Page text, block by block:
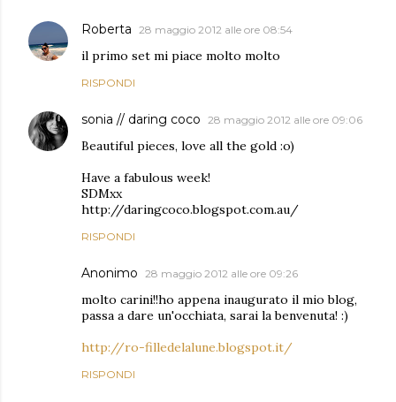
Roberta 28 maggio 2012 alle ore 08:54
il primo set mi piace molto molto
RISPONDI
sonia // daring coco 28 maggio 2012 alle ore 09:06
Beautiful pieces, love all the gold :o)
Have a fabulous week!
SDMxx
http://daringcoco.blogspot.com.au/
RISPONDI
Anonimo 28 maggio 2012 alle ore 09:26
molto carini!!ho appena inaugurato il mio blog,
passa a dare un'occhiata, sarai la benvenuta! :)
http://ro-filledelalune.blogspot.it/
RISPONDI